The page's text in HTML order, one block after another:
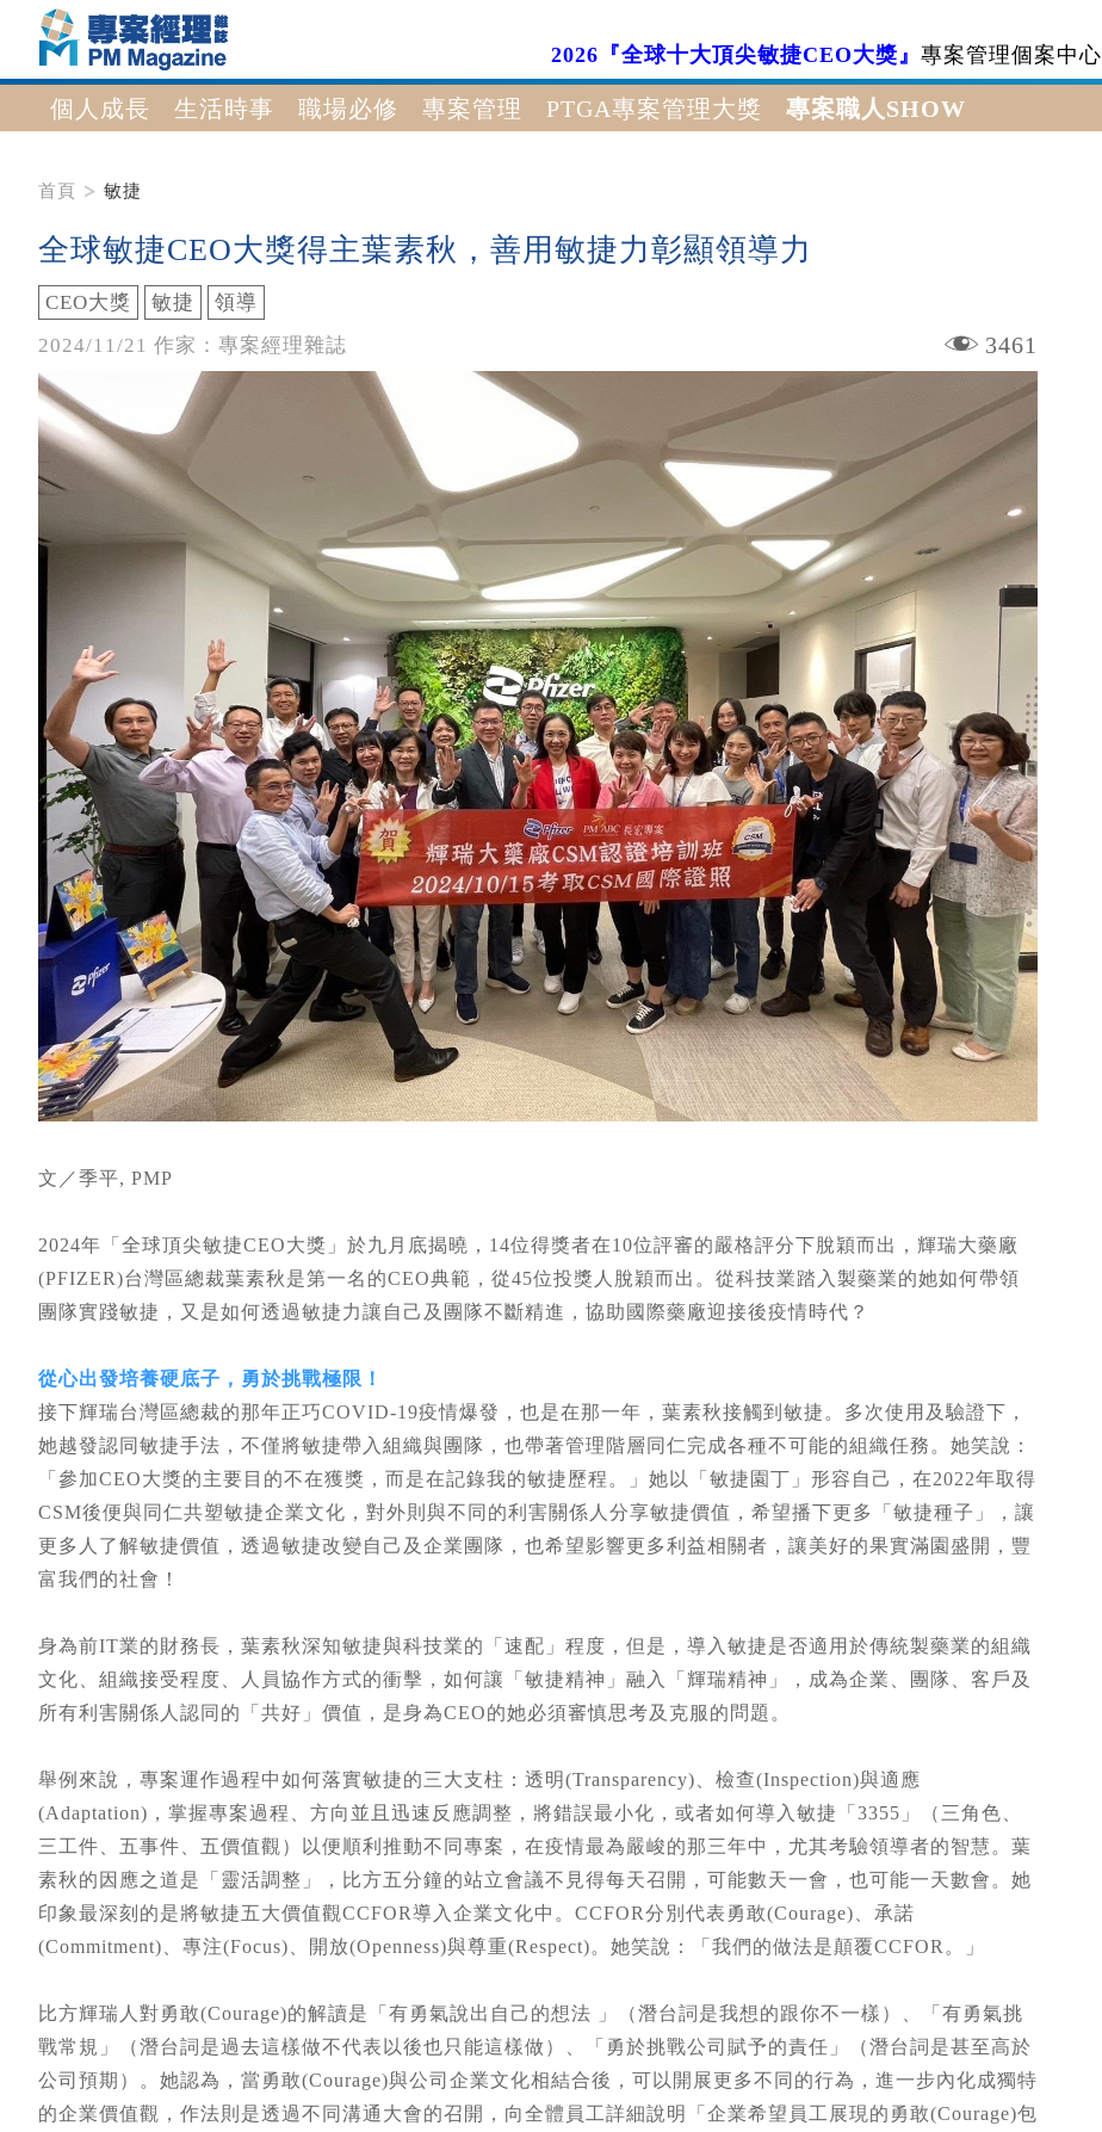
2026『全球十大頂尖敏捷CEO大獎』 專案管理個案中心
個人成長 生活時事 職場必修 專案管理 PTGA專案管理大獎 專案職人SHOW
首頁 敏捷
全球敏捷CEO大獎得主葉素秋，善用敏捷力彰顯領導力
CEO大獎 敏捷
領導
2024/11/21 作家：專案經理雜誌
3461
文／季平, PMP
2024年「全球頂尖敏捷CEO大獎」於九月底揭曉，14位得獎者在10位評審的嚴格評分下脫穎而出，輝瑞大藥廠
(PFIZER)台灣區總裁葉素秋是第一名的CEO典範，從45位投獎人脫穎而出。從科技業踏入製藥業的她如何帶領
團隊實踐敏捷，又是如何透過敏捷力讓自己及團隊不斷精進，協助國際藥廠迎接後疫情時代？
從心出發培養硬底子，勇於挑戰極限！
接下輝瑞台灣區總裁的那年正巧COVID-19疫情爆發，也是在那一年，葉素秋接觸到敏捷。多次使用及驗證下，
她越發認同敏捷手法，不僅將敏捷帶入組織與團隊，也帶著管理階層同仁完成各種不可能的組織任務。她笑說：
「參加CEO大獎的主要目的不在獲獎，而是在記錄我的敏捷歷程。」她以「敏捷園丁」形容自己，在2022年取得
CSM後便與同仁共塑敏捷企業文化，對外則與不同的利害關係人分享敏捷價值，希望播下更多「敏捷種子」，讓
更多人了解敏捷價值，透過敏捷改變自己及企業團隊，也希望影響更多利益相關者，讓美好的果實滿園盛開，豐
富我們的社會！
身為前IT業的財務長，葉素秋深知敏捷與科技業的「速配」程度，但是，導入敏捷是否適用於傳統製藥業的組織
文化、組織接受程度、人員協作方式的衝擊，如何讓「敏捷精神」融入「輝瑞精神」，成為企業、團隊、客戶及
所有利害關係人認同的「共好」價值，是身為CEO的她必須審慎思考及克服的問題。
舉例來說，專案運作過程中如何落實敏捷的三大支柱：透明(Transparency)、檢查(Inspection)與適應
(Adaptation)，掌握專案過程、方向並且迅速反應調整，將錯誤最小化，或者如何導入敏捷「3355」（三角色、
三工件、五事件、五價值觀）以便順利推動不同專案，在疫情最為嚴峻的那三年中，尤其考驗領導者的智慧。葉
素秋的因應之道是「靈活調整」，比方五分鐘的站立會議不見得每天召開，可能數天一會，也可能一天數會。她
印象最深刻的是將敏捷五大價值觀CCFOR導入企業文化中。CCFOR分別代表勇敢(Courage)、承諾
(Commitment)、專注(Focus)、開放(Openness)與尊重(Respect)。她笑說：「我們的做法是顛覆CCFOR。」
比方輝瑞人對勇敢(Courage)的解讀是「有勇氣說出自己的想法 」（潛台詞是我想的跟你不一樣）、「有勇氣挑
戰常規」（潛台詞是過去這樣做不代表以後也只能這樣做）、「勇於挑戰公司賦予的責任」（潛台詞是甚至高於
公司預期）。她認為，當勇敢(Courage)與公司企業文化相結合後，可以開展更多不同的行為，進一步內化成獨特
的企業價值觀，作法則是透過不同溝通大會的召開，向全體員工詳細說明「企業希望員工展現的勇敢(Courage)包